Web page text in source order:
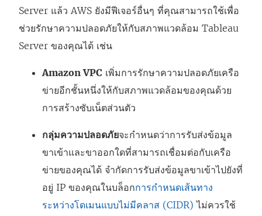
ห
ม่
)
ง
ใ
ห
Server แล้ว AWS ยังมีฟีเจอร์อื่นๆ ที่คุณสามารถใช้เพื่อ
ช่วยรักษาความปลอดภัยให้กับสภาพแวดล้อม Tableau
Server ของคุณได้ เช่น
Amazon VPC เพิ่มการรักษาความปลอดภัยเครือ
ข่ายอีกชั้นหนึ่งให้กับสภาพแวดล้อมของคุณด้วย
การสร้างซับเน็ตส่วนตัว
กลุ่มความปลอดภัยจะกำหนดว่าการรับส่งข้อมูล
ขาเข้าและขาออกใดที่สามารถเชื่อมต่อกับเครือ
ข่ายของคุณได้ จำกัดการรับส่งข้อมูลขาเข้าไปยังที่
อยู่ IP ของคุณในบล็อกการกำหนดเส้นทาง
ระหว่างโดเมนแบบไม่มีคลาส (CIDR) ไม่ควรใช้